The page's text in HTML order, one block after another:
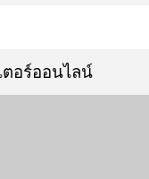
ตอร์ออนไลน์
งินที่ได้รับชำระจากระบบ e-
ระบบจัดเก็บเอกสารอิเล็